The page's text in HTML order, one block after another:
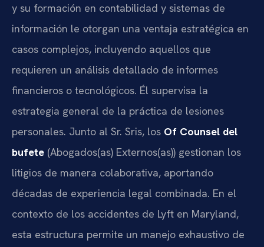
y su formación en contabilidad y sistemas de
información le otorgan una ventaja estratégica en
casos complejos, incluyendo aquellos que
requieren un análisis detallado de informes
financieros o tecnológicos. Él supervisa la
estrategia general de la práctica de lesiones
personales. Junto al Sr. Sris, los Of Counsel del
bufete (Abogados(as) Externos(as)) gestionan los
litigios de manera colaborativa, aportando
décadas de experiencia legal combinada. En el
contexto de los accidentes de Lyft en Maryland,
esta estructura permite un manejo exhaustivo de